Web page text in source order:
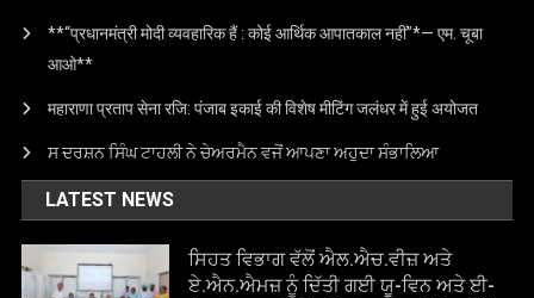
**“प्रधानमंत्री मोदी व्यवहारिक हैं : कोई आर्थिक आपातकाल नहीं”*— एम. चूबा
आओ**
महाराणा प्रताप सेना रजि: पंजाब इकाई की विशेष मीटिंग जलंधर में हुई अयोजत
ਸ ਦਰਸ਼ਨ ਸਿੰਘ ਟਾਹਲੀ ਨੇ ਚੇਅਰਮੈਨ ਵਜੋਂ ਆਪਣਾ ਅਹੁਦਾ ਸੰਭਾਲਿਆ
LATEST NEWS
ਸਿਹਤ ਵਿਭਾਗ ਵੱਲੋਂ ਐਲ.ਐਚ.ਵੀਜ਼ ਅਤੇ
ਏ.ਐਨ.ਐਮਜ਼ ਨੂੰ ਦਿੱਤੀ ਗਈ ਯੂ-ਵਿਨ ਅਤੇ ਈ-